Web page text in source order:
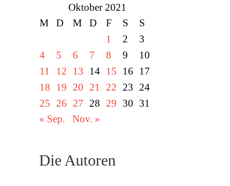
Oktober 2021
M
D M D F S
S
1
2
3
4
5 6 7 8 9
10
11
12 13 14 15 16
17
18
19 20 21 22 23 24
25 26 27 28 29 30 31
« Sep.
Nov. »
Die Autoren